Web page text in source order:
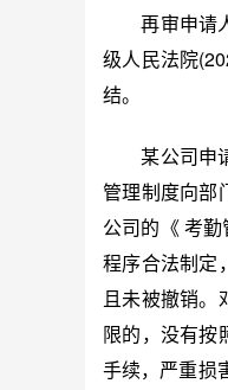
再审申请人
级人民法院
结。
某公司申请
管理制度向部
公司的《 考
程序合法制定
且未被撤销。
限的，没有按
手续，严重损